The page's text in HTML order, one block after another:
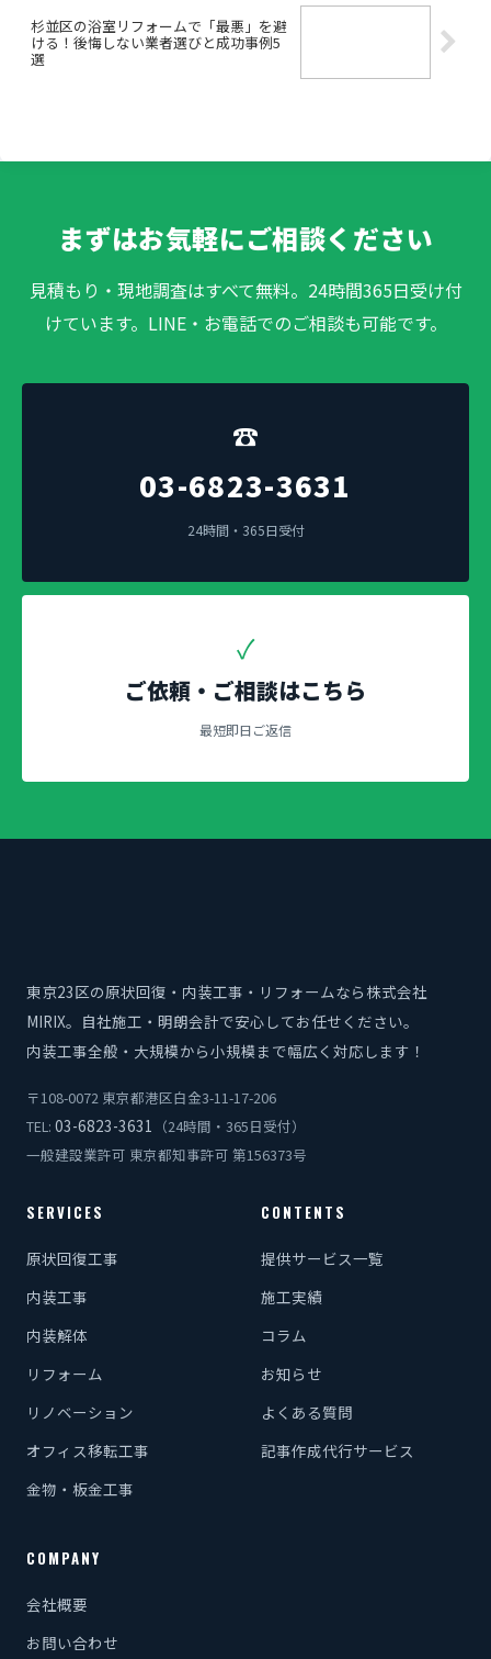
杉並区の浴室リフォームで「最悪」を避
ける！後悔しない業者選びと成功事例5
選
まずはお気軽にご相談ください
見積もり・現地調査はすべて無料。24時間365日受け付
けています。LINE・お電話でのご相談も可能です。
☎
03-6823-3631
24時間・365日受付
✓
ご依頼・ご相談はこちら
最短即日ご返信
東京23区の原状回復・内装工事・リフォームなら株式会社
MIRIX。自社施工・明朗会計で安心してお任せください。
内装工事全般・大規模から小規模まで幅広く対応します！
〒108-0072 東京都港区白金3-11-17-206
TEL: 03-6823-3631 （24時間・365日受付）
一般建設業許可 東京都知事許可 第156373号
SERVICES
原状回復工事
内装工事
内装解体
リフォーム
リノベーション
オフィス移転工事
金物・板金工事
CONTENTS
提供サービス一覧
施工実績
コラム
お知らせ
よくある質問
記事作成代行サービス
COMPANY
会社概要
お問い合わせ